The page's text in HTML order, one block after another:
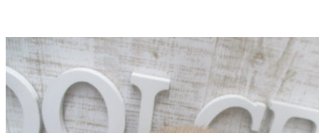
サ
ロ
ン・